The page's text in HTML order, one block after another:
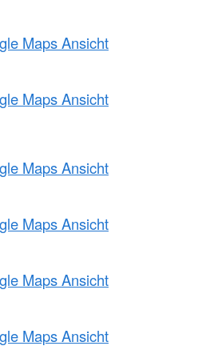
Maps Ansicht
Maps Ansicht
Maps Ansicht
Maps Ansicht
Maps Ansicht
Maps Ansicht